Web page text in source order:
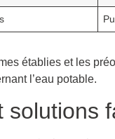
établies et les
l’eau potable.
solutions